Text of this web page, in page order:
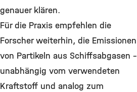
genauer klären.
Für die Praxis empfehlen die
Forscher weiterhin, die Emissionen
von Partikeln aus Schiffsabgasen -
unabhängig vom verwendeten
Kraftstoff und analog zum